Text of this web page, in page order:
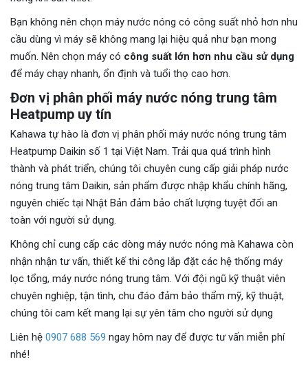
Bạn không nên chọn máy nước nóng có công suất nhỏ hơn nhu
cầu dùng vì máy sẽ không mang lại hiệu quả như bạn mong
muốn. Nên chọn máy có công suất lớn hơn nhu cầu sử dụng
để máy chạy nhanh, ổn định và tuổi thọ cao hơn.
Đơn vị phân phối máy nước nóng trung tâm
Heatpump uy tín
Kahawa tự hào là đơn vị phân phối máy nước nóng trung tâm
Heatpump Daikin số 1 tại Việt Nam. Trải qua quá trình hình
thành và phát triển, chúng tôi chuyên cung cấp giải pháp nước
nóng trung tâm Daikin, sản phẩm được nhập khẩu chính hãng,
nguyên chiếc tại Nhật Bản đảm bảo chất lượng tuyệt đối an
toàn với người sử dụng.
Không chỉ cung cấp các dòng máy nước nóng mà Kahawa còn
nhận nhận tư vấn, thiết kế thi công lắp đặt các hệ thống máy
lọc tổng, máy nước nóng trung tâm. Với đội ngũ kỹ thuật viên
chuyên nghiệp, tận tình, chu đáo đảm bảo thẩm mỹ, kỹ thuật,
chúng tôi cam kết mang lại sự yên tâm cho người sử dụng
Liên hệ 0907 688 569 ngay hôm nay để được tư vấn miễn phí
nhé!